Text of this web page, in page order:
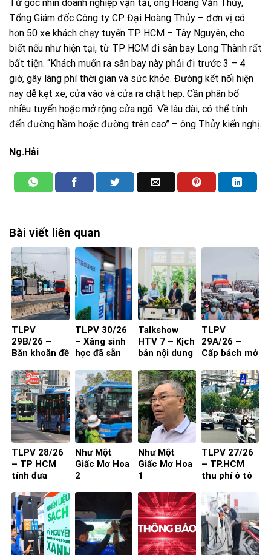
Từ góc nhìn doanh nghiệp vận tải, ông Hoàng Văn Thủy,
Tổng Giám đốc Công ty CP Đại Hoàng Thủy – đơn vị có
hơn 50 xe khách chạy tuyến TP HCM – Tây Nguyên, cho
biết nếu như hiện tại, từ TP HCM đi sân bay Long Thành rất
bất tiện. “Khách muốn ra sân bay này phải đi trước 3 – 4
giờ, gây lãng phí thời gian và sức khỏe. Đường kết nối hiện
nay dễ kẹt xe, cửa vào và cửa ra chật hẹp. Cần phân bổ
nhiều tuyến hoặc mở rộng cửa ngõ. Về lâu dài, có thể tính
đến đường hầm hoặc đường trên cao” – ông Thủy kiến nghị.
Ng.Hải
Bài viết liên quan
TLPV
29B/26 –
Băn khoăn đề
29 chỗ vào
nội đô
TP.HCM
TLPV 30/26
– Xăng sinh
học đã sẵn
Talkshow
HTV 7 – Kịch
bản nội dung
người
TLPV
29A/26 –
Cấp bách mở
TLPV 28/26
– TP HCM
tính đưa
vào đường
nhỏ, khu dân
cư
Như Một
Giấc Mơ Hoa
2
Như Một
Giấc Mơ Hoa
1
TLPV 27/26
– TP.HCM
thu phí ô tô
tâm: Làm
sao để người
dân đồng
thuận?